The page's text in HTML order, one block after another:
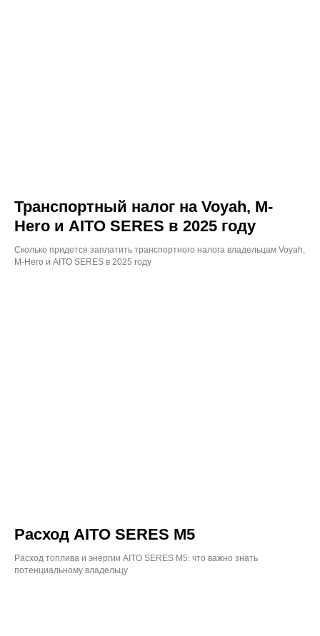
Транспортный налог на Voyah, M-
Hero и AITO SERES в 2025 году
Сколько придется заплатить транспортного налога владельцам Voyah,
M-Hero и AITO SERES в 2025 году
Расход AITO SERES M5
Расход топлива и энергии AITO SERES M5: что важно знать
потенциальному владельцу